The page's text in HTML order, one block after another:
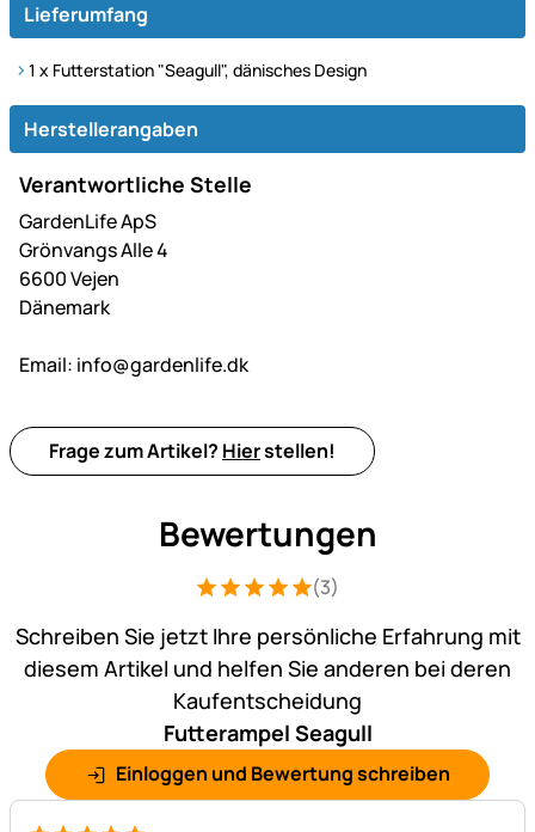
Lieferumfang
1 x Futterstation "Seagull", dänisches Design
Herstellerangaben
Verantwortliche Stelle
GardenLife ApS
Grönvangs Alle 4
6600 Vejen
Dänemark
Email: info@gardenlife.dk
Frage zum Artikel? Hierstellen!
Bewertungen
Bewertung: 5 von 5 (3 Bewertungen)
3 Bewertungen
(3)
Schreiben Sie jetzt Ihre persönliche Erfahrung mit
diesem Artikel und helfen Sie anderen bei deren
Kaufentscheidung
Futterampel Seagull
Einloggen und Bewertung schreiben